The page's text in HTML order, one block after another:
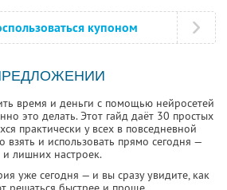
купоном
время и деньги с помощью нейросетей
это делать. Этот гайд даёт 30 простых
практически у всех в повседневной
и использовать прямо сегодня —
и лишних настроек.
уже сегодня — и вы сразу увидите, как